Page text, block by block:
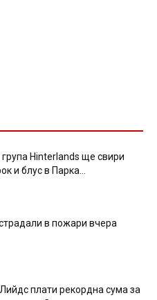
група Hinterlands ще свири
и блус в Парка...
в пожари вчера
плати рекордна сума за